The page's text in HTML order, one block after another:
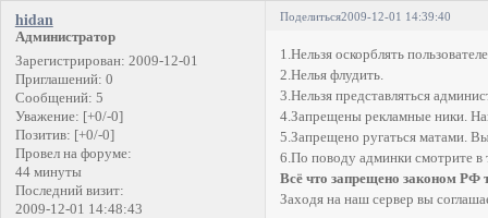
Поделиться2009-12-01 14:39:40
hidan
Администратор
Зарегистрирован: 2009-12-01
Приглашений: 0
Сообщений: 5
Уважение: [+0/-0]
Позитив: [+0/-0]
Провел на форуме:
44 минуты
Последний визит:
2009-12-01 14:48:43
1.Нельзя оскорблять
2.Нелья флудить.
3.Нельзя представляться
4.Запрещены рекламные ники.
5.Запрещено ругаться матами.
6.По поводу админки смотрите в
Всё что запрещено законом РФ
Заходя на наш сервер вы